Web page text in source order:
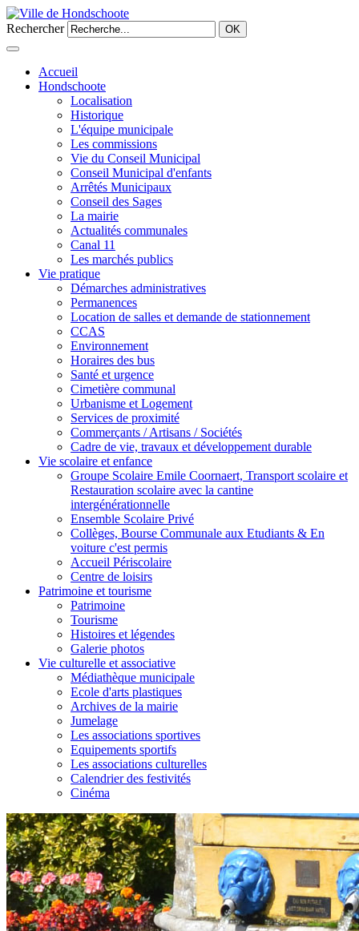
Rechercher OK
Accueil
Hondschoote
Localisation
Historique
L'équipe municipale
Les commissions
Vie du Conseil Municipal
Conseil Municipal d'enfants
Arrêtés Municipaux
Conseil des Sages
La mairie
Actualités communales
Canal 11
Les marchés publics
Vie pratique
Démarches administratives
Permanences
Location de salles et demande de stationnement
CCAS
Environnement
Horaires des bus
Santé et urgence
Cimetière communal
Urbanisme et Logement
Services de proximité
Commerçants / Artisans / Sociétés
Cadre de vie, travaux et développement durable
Vie scolaire et enfance
Groupe Scolaire Emile Coornaert, Transport scolaire et
Restauration scolaire avec la cantine
intergénérationnelle
Ensemble Scolaire Privé
Collèges, Bourse Communale aux Etudiants & En
voiture c'est permis
Accueil Périscolaire
Centre de loisirs
Patrimoine et tourisme
Patrimoine
Tourisme
Histoires et légendes
Galerie photos
Vie culturelle et associative
Médiathèque municipale
Ecole d'arts plastiques
Archives de la mairie
Jumelage
Les associations sportives
Equipements sportifs
Les associations culturelles
Calendrier des festivités
Cinéma